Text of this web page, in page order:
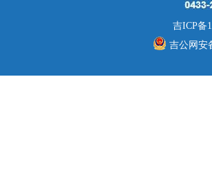
吉ICP备
吉公网安